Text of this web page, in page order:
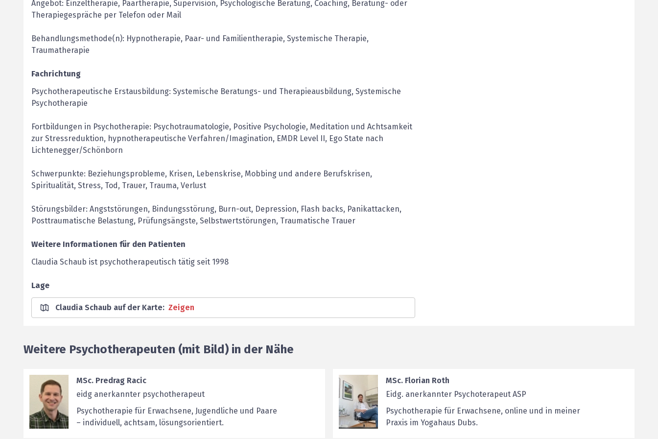
Angebot: Einzeltherapie, Paartherapie, Supervision, Psychologische Beratung, Coaching, Beratung- oder
Therapiegespräche per Telefon oder Mail
Behandlungsmethode(n): Hypnotherapie, Paar- und Familientherapie, Systemische Therapie,
Traumatherapie
Fachrichtung
Psychotherapeutische Erstausbildung: Systemische Beratungs- und Therapieausbildung, Systemische
Psychotherapie
Fortbildungen in Psychotherapie: Psychotraumatologie, Positive Psychologie, Meditation und Achtsamkeit
zur Stressreduktion, hypnotherapeutische Verfahren/Imagination, EMDR Level II, Ego State nach
Lichtenegger/Schönborn
Schwerpunkte: Beziehungsprobleme, Krisen, Lebenskrise, Mobbing und andere Berufskrisen,
Spiritualität, Stress, Tod, Trauer, Trauma, Verlust
Störungsbilder: Angststörungen, Bindungsstörung, Burn-out, Depression, Flash backs, Panikattacken,
Posttraumatische Belastung, Prüfungsängste, Selbstwertstörungen, Traumatische Trauer
Weitere Informationen für den Patienten
Claudia Schaub ist psychotherapeutisch tätig seit 1998
Lage
Claudia Schaub auf der Karte: Zeigen
Weitere Psychotherapeuten (mit Bild) in der Nähe
MSc. Predrag Racic
eidg anerkannter psychotherapeut
Psychotherapie für Erwachsene, Jugendliche und Paare
– individuell, achtsam, lösungsorientiert.
MSc. Florian Roth
Eidg. anerkannter Psychoterapeut ASP
Psychotherapie für Erwachsene, online und in meiner
Praxis im Yogahaus Dubs.